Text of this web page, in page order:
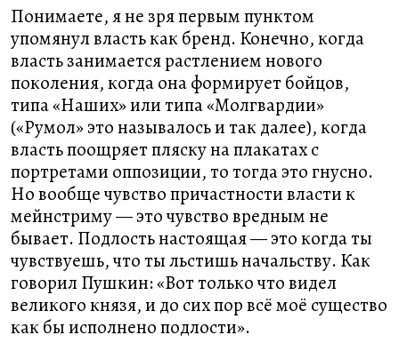
Понимаете, я не зря первым пунктом
упомянул власть как бренд. Конечно, когда
власть занимается растлением нового
поколения, когда она формирует бойцов,
типа «Наших» или типа «Молгвардии»
(«Румол» это называлось и так далее), когда
власть поощряет пляску на плакатах с
портретами оппозиции, то тогда это гнусно.
Но вообще чувство причастности власти к
мейнстриму — это чувство вредным не
бывает. Подлость настоящая — это когда ты
чувствуешь, что ты льстишь начальству. Как
говорил Пушкин: «Вот только что видел
великого князя, и до сих пор всё моё существо
как бы исполнено подлости».